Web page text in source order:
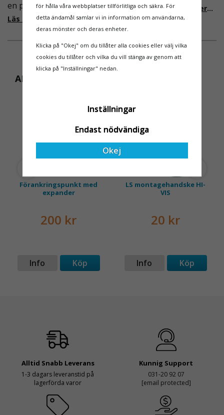
en pålitlig partner inom
fallskydd och
säkerhetslösningar föll
valet på
Ställningsprodukter.se.
hög höjd är det avgörande
både har rätt produkter
Läs mer om varför Derome väljer oss
i Sverige slappare än de
från EU i skrivande stund,
men detta kommer det bli
ändring på. Från och med
2025 träder nya
föreskrifter i kraft i
Läs mer om de nya reglerna!
ANDRA KÖPTE ÄVEN
Förankringspunkt med
expander
200 kr
Info Köp
LS montagehandske HI-
VIS
20 kr
Info Köp
Alltid Snabb Leverans
1-3 dagars leveranstid på
lagerförda varor
Kunnig Support
031-20 92 07
[email protected]
för hålla våra webbplatser tillförlitliga och säkra. För
detta ändamål samlar vi in information om användarna,
deras mönster och deras enheter.
Klicka på "Okej" om du tillåter alla cookies eller välj vilka
cookies du tillåter och vilka du vill stänga av genom att
klicka på "Inställningar" nedan.
Inställningar
Endast nödvändiga
Okej